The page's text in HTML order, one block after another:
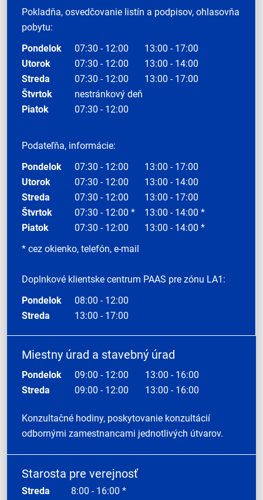
Pokladňa, osvedčovanie listín a podpisov, ohlasovňa
pobytu:
Pondelok
07:30 - 12:00
13:00 - 17:00
Utorok
07:30 - 12:00
13:00 - 14:00
Streda
07:30 - 12:00
13:00 - 17:00
Štvrtok
nestránkový deň
Piatok
07:30 - 12:00
Podateľňa, informácie:
Pondelok
07:30 - 12:00
13:00 - 17:00
Utorok
07:30 - 12:00
13:00 - 14:00
Streda
07:30 - 12:00
13:00 - 17:00
Štvrtok
07:30 - 12:00 *
13:00 - 14:00 *
Piatok
07:30 - 12:00
13:00 - 14:00 *
* cez okienko, telefón, e-mail
Doplnkové klientske centrum PAAS pre zónu LA1:
Pondelok
08:00 - 12:00
Streda
13:00 - 17:00
Miestny úrad a stavebný úrad
Pondelok 09:00 - 12:00
13:00 - 16:00
Streda
09:00 - 12:00 13:00 - 16:00
Konzultačné hodiny, poskytovanie konzultácií
odbornými zamestnancami jednotlivých útvarov.
Starosta pre verejnosť
Streda 8:00 - 16:00 *